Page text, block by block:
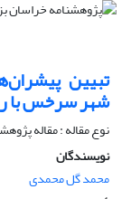
تبیین
شهر سرخس با
نوع مقاله : مقاله
نویسندگان
محمد گل محمدی